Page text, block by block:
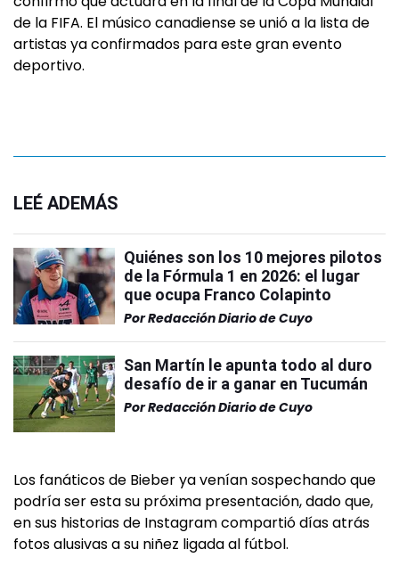
de la FIFA. El músico canadiense se unió a la lista de
artistas ya confirmados para este gran evento
deportivo.
LEÉ ADEMÁS
Quiénes son los 10 mejores pilotos
de la Fórmula 1 en 2026: el lugar
que ocupa Franco Colapinto
PorRedacción Diario de Cuyo
San Martín le apunta todo al duro
desafío de ir a ganar en Tucumán
PorRedacción Diario de Cuyo
Los fanáticos de Bieber ya venían sospechando que
podría ser esta su próxima presentación, dado que,
en sus historias de Instagram compartió días atrás
fotos alusivas a su niñez ligada al fútbol.